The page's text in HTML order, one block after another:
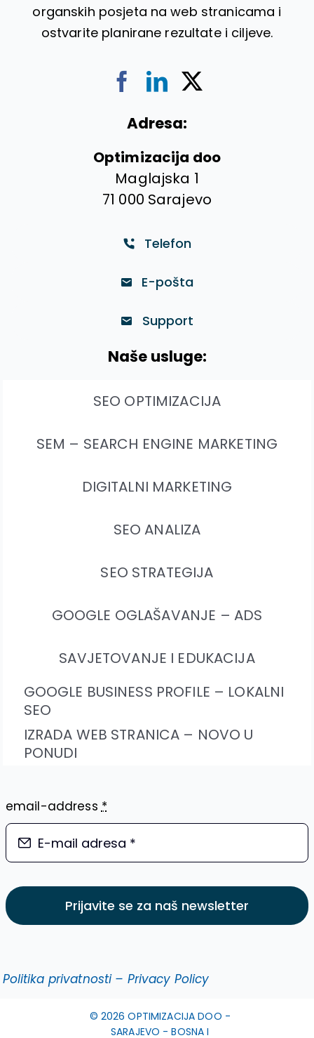
organskih posjeta na web stranicama i
ostvarite planirane rezultate i ciljeve.
Adresa:
Optimizacija doo
Maglajska 1
71 000 Sarajevo
Telefon
E-pošta
Support
Naše usluge:
SEO OPTIMIZACIJA
SEM – SEARCH ENGINE MARKETING
DIGITALNI MARKETING
SEO ANALIZA
SEO STRATEGIJA
GOOGLE OGLAŠAVANJE – ADS
SAVJETOVANJE I EDUKACIJA
GOOGLE BUSINESS PROFILE – LOKALNI
SEO
IZRADA WEB STRANICA – NOVO U
PONUDI
email-address*
Prijavite se za naš newsletter
Politika privatnosti – Privacy Policy
© 2026 OPTIMIZACIJA DOO -
SARAJEVO - BOSNA I